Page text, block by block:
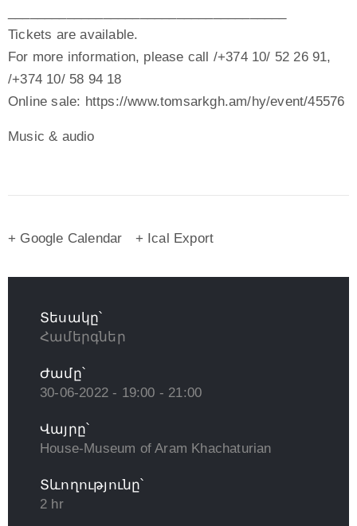
Tickets are available.
For more information, please call /+374 10/ 52 26 91,
/+374 10/ 58 94 18
Online sale: https://www.tomsarkgh.am/hy/event/45576
Music & audio
+ Google Calendar + Ical Export
Տեսակը՝
Համերգներ
Ժամը՝
30-06-2022 - 19:00 - 21:00
Վայրը՝
House-Museum of Aram Khachaturian
Տևողությունը՝
2 hr